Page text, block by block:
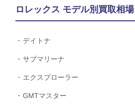
ロレックス モデル別買取相場
デイトナ
サブマリーナ
エクスプローラー
GMTマスター